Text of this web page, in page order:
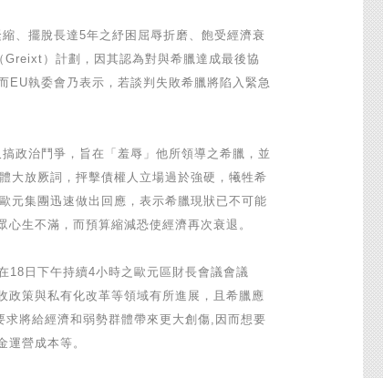
擺脫長達5年之紓困屈辱折磨、飽受經濟衰
）計劃，因其認為對與希臘達成最後協
執委會乃表示，若談判失敗希臘將陷入緊急
政治鬥爭，旨在「羞辱」他所領導之希臘，並
大放厥詞，抨擊債權人立場過於強硬，犧牲希
元集團迅速做出回應，表示希臘現狀已不可能
生不滿，而預算縮減恐使經濟再次衰退。
日下午持續4小時之歐元區財長會議會議
策與私有化改革等領域有所進展，且希臘應
將給經濟和弱勢群體帶來更大創傷,因而想要
營成本等。